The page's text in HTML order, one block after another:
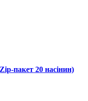
пакет 20 насінин)